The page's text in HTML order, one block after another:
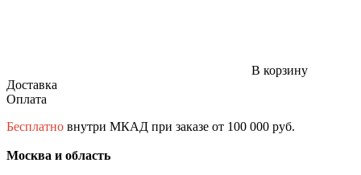
В корзину
Доставка
Оплата
Бесплатно внутри МКАД при заказе от 100 000 руб.
Москва и область